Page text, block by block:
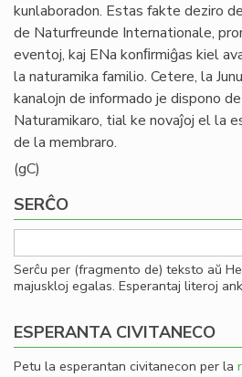
kunlaboradon. Estas fakte deziro
de Naturfreunde Internationale,
eventoj, kaj ENa konﬁrmiĝas kiel
la naturamika familio. Cetere, la
kanalojn de informado je dispono
Naturamikaro, tial ke novaĵoj el la
de la membraro.
(gC)
SERĈO
Serĉu per (fragmento de) teksto aŭ
majuskloj egalas. Esperantaj literoj
ESPERANTA CIVITANECO
Petu la esperantan civitanecon per la